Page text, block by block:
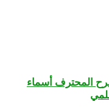
لمهرجان المسرح المحترف أسماء